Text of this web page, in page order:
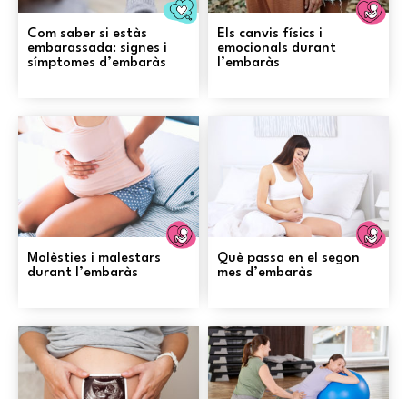
Preconcepció
Com saber si estàs
embarassada: signes i
símptomes d’embaràs
Els canvis físics i
emocionals durant
l’embaràs
Embaràs
Molèsties i malestars
durant l’embaràs
Què passa en el segon
mes d’embaràs